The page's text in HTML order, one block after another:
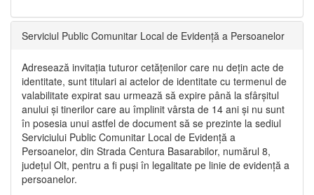
Serviciul Public Comunitar Local de Evidență a Persoanelor
Adresează invitația tuturor cetățenilor care nu dețin acte de
identitate, sunt titulari ai actelor de identitate cu termenul de
valabilitate expirat sau urmează să expire până la sfârșitul
anului și tinerilor care au împlinit vârsta de 14 ani și nu sunt
în posesia unui astfel de document să se prezinte la sediul
Serviciului Public Comunitar Local de Evidență a
Persoanelor, din Strada Centura Basarabilor, numărul 8,
județul Olt, pentru a fi puși în legalitate pe linie de evidență a
persoanelor.